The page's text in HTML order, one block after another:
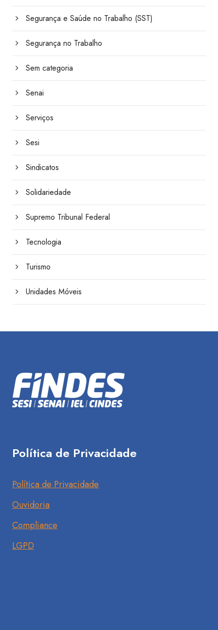
Segurança e Saúde no Trabalho (SST)
Segurança no Trabalho
Sem categoria
Senai
Serviços
Sesi
Sindicatos
Solidariedade
Supremo Tribunal Federal
Tecnologia
Turismo
Unidades Móveis
Política de Privacidade
Política de Privacidade
Ouvidoria
Compliance
LGPD